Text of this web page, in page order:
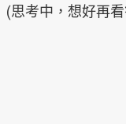
(思考中，想好再